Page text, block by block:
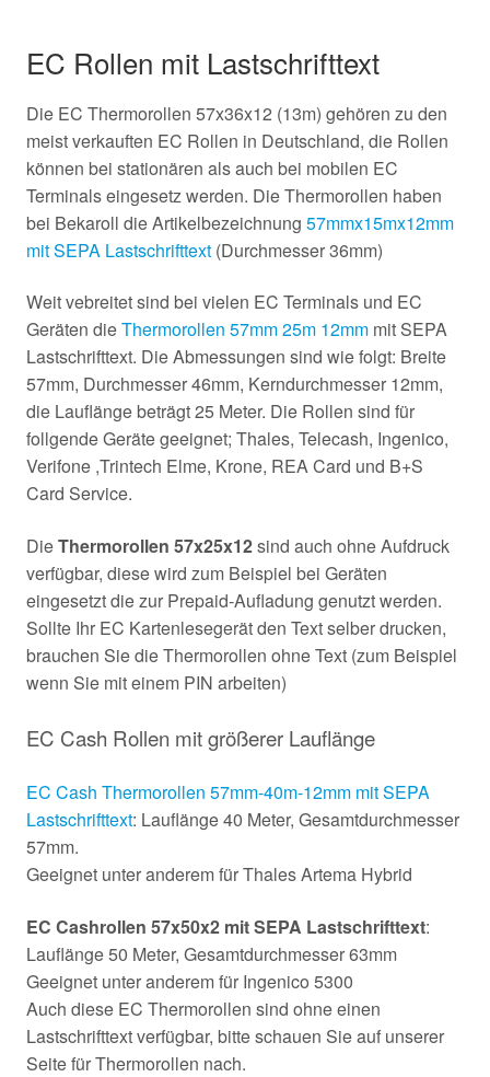
EC Rollen mit Lastschrifttext
Die EC Thermorollen 57x36x12 (13m) gehören zu den
meist verkauften EC Rollen in Deutschland, die Rollen
können bei stationären als auch bei mobilen EC
Terminals eingesetz werden. Die Thermorollen haben
bei Bekaroll die Artikelbezeichnung 57mmx15mx12mm
mit SEPA Lastschrifttext (Durchmesser 36mm)
Weit vebreitet sind bei vielen EC Terminals und EC
Geräten dieThermorollen 57mm 25m 12mm mit SEPA
Lastschrifttext. Die Abmessungen sind wie folgt: Breite
57mm, Durchmesser 46mm, Kerndurchmesser 12mm,
die Lauflänge beträgt 25 Meter. Die Rollen sind für
follgende Geräte geeignet; Thales, Telecash, Ingenico,
Verifone ,Trintech Elme, Krone, REA Card und B+S
Card Service.
DieThermorollen 57x25x12sind auch ohne Aufdruck
verfügbar, diese wird zum Beispiel bei Geräten
eingesetzt die zur Prepaid-Aufladung genutzt werden.
Sollte Ihr EC Kartenlesegerät den Text selber drucken,
brauchen Sie die Thermorollen ohne Text (zum Beispiel
wenn Sie mit einem PIN arbeiten)
EC Cash Rollen mit größerer Lauflänge
EC Cash Thermorollen 57mm-40m-12mm mit SEPA
Lastschrifttext: Lauflänge 40 Meter, Gesamtdurchmesser
57mm.
Geeignet unter anderem für Thales Artema Hybrid
EC Cashrollen 57x50x2 mit SEPA Lastschrifttext:
Lauflänge 50 Meter, Gesamtdurchmesser 63mm
Geeignet unter anderem für Ingenico 5300
Auch diese EC Thermorollen sind ohne einen
Lastschrifttext verfügbar, bitte schauen Sie auf unserer
Seite für Thermorollen nach.